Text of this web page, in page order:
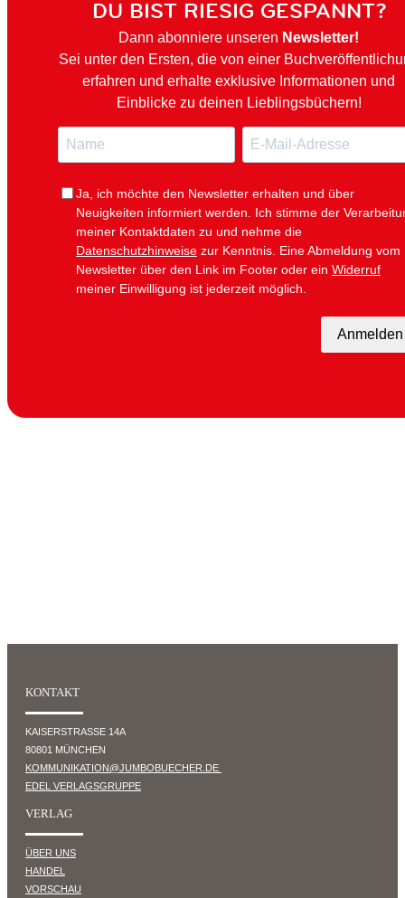
DU BIST RIESIG GESPANNT?
Dann abonniere unseren Newsletter!
Sei unter den Ersten, die von einer
erfahren und erhalte exklusive Informationen und
Einblicke zu deinen Lieblingsbüchern!
m
M
l
Ja, ich möchte den Newsletter erhalten und über
Neuigkeiten informiert werden. Ich stimme der
meiner Kontaktdaten zu und nehme die
Datenschutzhinweise zur Kenntnis. Eine Abmeldung vom
Newsletter über den Link im Footer oder ein Widerruf
meiner Einwilligung ist jederzeit möglich.
Anmelden
KONTAKT
KAISERSTRASSE 14A
80801 MÜNCHEN
KOMMUNIKATION@JUMBOBUECHER.DE
EDEL VERLAGSGRUPPE
VERLAG
ÜBER UNS
HANDEL
VORSCHAU